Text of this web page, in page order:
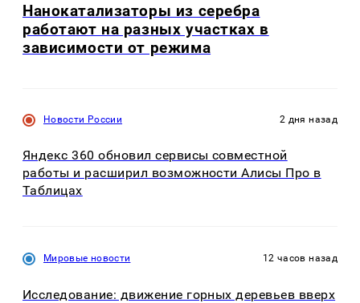
Нанокатализаторы из серебра
работают на разных участках в
зависимости от режима
Новости России 2 дня назад
Яндекс 360 обновил сервисы совместной
работы и расширил возможности Алисы Про в
Таблицах
Мировые новости 12 часов назад
Исследование: движение горных деревьев вверх